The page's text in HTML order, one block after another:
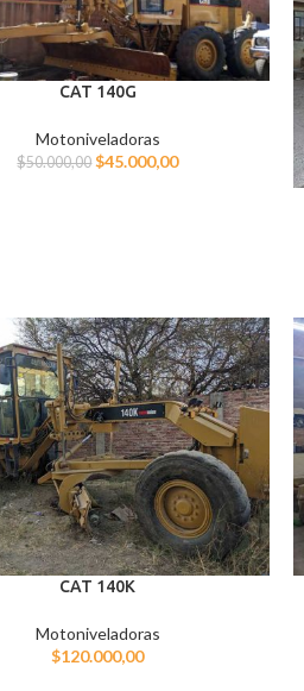
CAT 140G
Motoniveladoras
$50.000,00 $45.000,00
CAT 140K
Motoniveladoras
$120.000,00